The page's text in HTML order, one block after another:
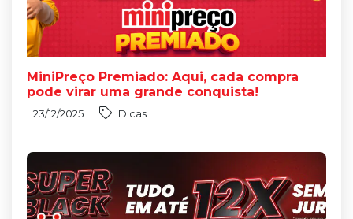
MiniPreço Premiado: Aqui, cada compra
pode virar uma grande conquista!
23/12/2025 Dicas